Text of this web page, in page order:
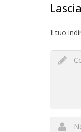
Il tuo